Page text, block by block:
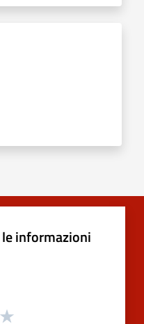
informazioni